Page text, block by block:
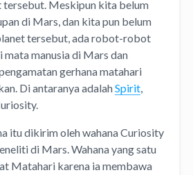
tersebut. Meskipun kita belum
di Mars, dan kita pun belum
tersebut, ada robot-robot
mata manusia di Mars dan
gerhana matahari
Di antaranya adalahSpirit,
itu dikirim oleh wahana Curiosity
di Mars. Wahana yang satu
Matahari karena ia membawa